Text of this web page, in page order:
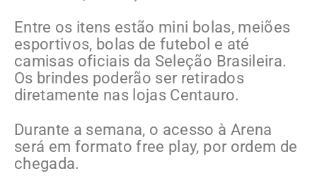
Entre os itens estão mini bolas, meiões
esportivos, bolas de futebol e até
camisas oficiais da Seleção Brasileira.
Os brindes poderão ser retirados
diretamente nas lojas Centauro.
Durante a semana, o acesso à Arena
será em formato free play, por ordem de
chegada.